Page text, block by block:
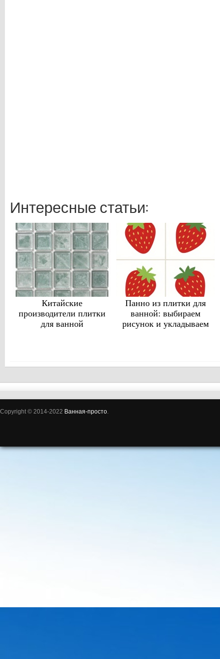
Интересные статьи:
Китайские
производители плитки
для ванной
Панно из плитки для
ванной: выбираем
рисунок и укладываем
Copyright © 2014-2022 Ванная-просто.